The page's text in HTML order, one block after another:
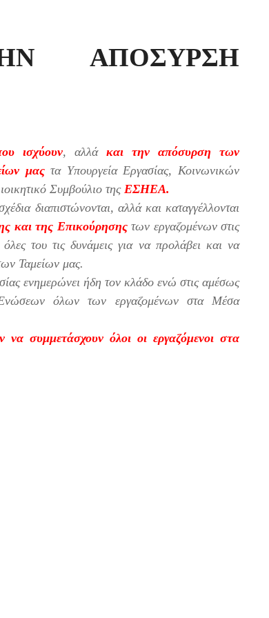
ΑΠΟΣΥΡΣΗ
ισχύουν, αλλά και την απόσυρση των
μαςτα Υπουργεία Εργασίας, Κοινωνικών
Συμβούλιο της ΕΣΗΕΑ.
διαπιστώνονται, αλλά και καταγγέλλονται
και της Επικούρησηςτων εργαζομένων στις
του τις δυνάμεις για να προλάβει και να
Ταμείων μας.
ενημερώνει ήδη τον κλάδο ενώ στις αμέσως
Ενώσεων όλων των εργαζομένων στα Μέσα
συμμετάσχουν όλοι οι εργαζόμενοι στα